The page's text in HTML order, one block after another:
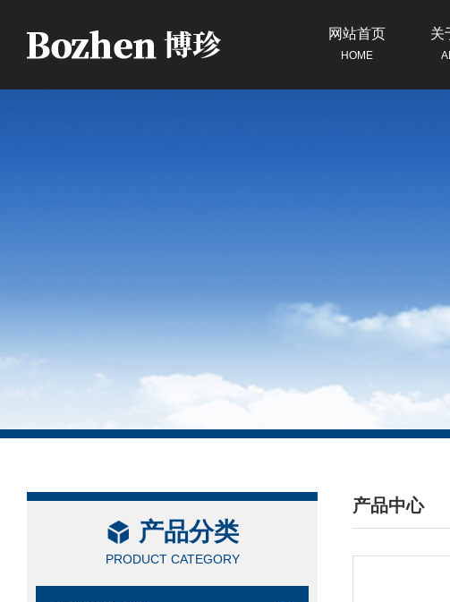
网站首页
HOME
关
产品分类
PRODUCT CATEGORY
产品中心
/ PRODUCTS